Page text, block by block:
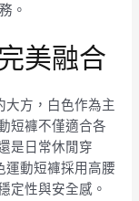
。
美融合
大方，白色作為主
短褲不僅適合各
是日常休閒穿
運動短褲採用高腰
定性與安全感。